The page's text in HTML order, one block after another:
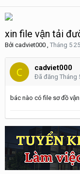
xin file vận tải
Bởi cadviet000 , Tháng 5
cadviet000
Đã đăng Tháng
bác nào có file sơ đồ